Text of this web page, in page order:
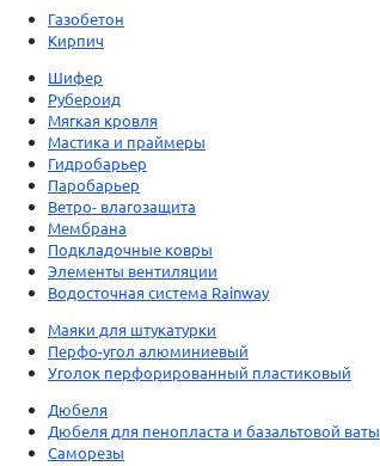
Газобетон
Кирпич
Шифер
Рубероид
Мягкая кровля
Мастика и праймеры
Гидробарьер
Паробарьер
Ветро- влагозащита
Мембрана
Подкладочные ковры
Элементы вентиляции
Водосточная система Rainway
Маяки для штукатурки
Перфо-угол алюминиевый
Уголок перфорированный пластиковый
Дюбеля
Дюбеля для пенопласта и базальтовой ваты
Саморезы